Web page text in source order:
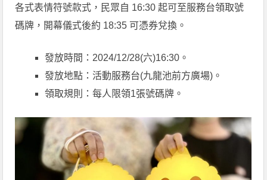
各式表情符號款式，民眾自 16:30 起可至服務台領取號
碼牌，開幕儀式後約 18:35 可憑券兌換。
發放時間：2024/12/28(六)16:30。
發放地點：活動服務台(九龍池前方廣場)。
領取規則：每人限領1張號碼牌。